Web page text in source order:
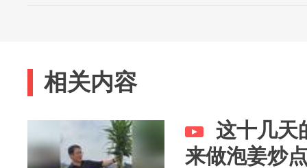
相关内容
这十几天
来做泡姜炒